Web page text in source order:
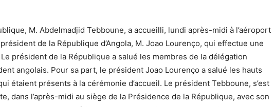
M. Abdelmadjid Tebboune, a accueilli, lundi après-midi à l’aéroport
de la République d’Angola, M. Joao Lourenço, qui effectue une
président de la République a salué les membres de la délégation
angolais. Pour sa part, le président Joao Lourenço a salué les hauts
étaient présents à la cérémonie d’accueil. Le président Tebboune, s’est
dans l’après-midi au siège de la Présidence de la République, avec son